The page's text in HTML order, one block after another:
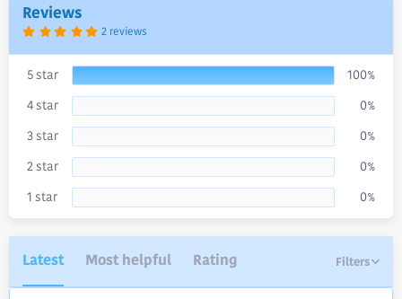
Reviews
5
0
0
s
t
a
(
s
2 reviews
5 star
100%
4 star
0%
3 star
0%
2 star
0%
1 star
0%
Latest Most helpful Rating Filters